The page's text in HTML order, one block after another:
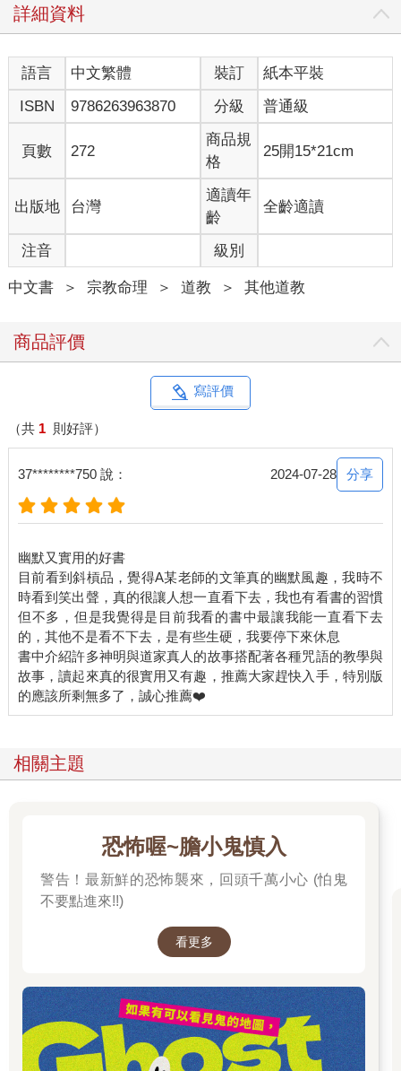
早以前的記載當中就有了這個保養頭髮的咒語。而這個咒語雖然
看似簡單，其實卻是自成一個小系統。認真要追溯的話，甚至可
以追溯到古上清經的修練體系。
因此不論是從美顏的世俗實用角度，還是做為修練高級法門的先
備角度，我都認為這個頭髮咒是非常值得放在首位來學習的喔。
那麼事不宜遲，這次要打開的講義是《登真隱訣》：
「泥丸玄華，保精長存，左為隱月，右為日根，六合清鍊，百神
受恩。畢，咽液三過。」
〉能常行之，髮不落而日生，當數易櫛，櫛之取多而不使痛，亦
可令侍者櫛取多也。於是血液不滯，髮根常堅。〈
‧理髮向王‧
指整理頭髮。古人流行仙氣滿滿、長髮飄飄的造型，整理頭髮是
一定要用梳子梳的，因此這裡的理髮，其實就是在說梳頭髮。
梳頭髮時要怎麼樣呢？要「向王」。這個王，通旺字，也就是向
旺。
在古代，我們說萬事萬物皆有五行，方位當然也是。而在當下的
時間，氣場最強盛的方位，我們就稱作旺地。旺地要怎麼找呢？
春三月旺在東；
夏三月旺在南；
秋三月旺在西；
冬三月旺在北。
（按：以上月份皆為農曆。）
所以這句話的意思其實是在說，梳頭髮時你要用這個咒語，那麼
首先呢先面向旺地，譬如現在是農曆二月，屬於春三月嘛，那麼
其中比較要注意的是冬月旺在北，可是古道門以正北為尊貴之
‧既櫛之初而微祝曰：‧
要開始梳頭髮的時候，就可以輕聲念咒了。
這裡我想補充一下，一般在道門典籍中看到微祝的時候，大多數
狀況下是代表念給身神聽的；而如果是要念來恐嚇外邪時，就會
候，則一般用密祝或心祝。
‧泥丸玄華，保精長存‧
前面既然說是「微祝」，大家就知道是準備召喚身神了呀，在道
詳細資料
語言 中文繁體 裝訂
紙本平裝
ISBN
9786263963870 分級 普通級
頁數 272
商品規
格
25開15*21cm
出版地 台灣
適讀年
齡
全齡適讀
注音 級別
中文書 ＞ 宗教命理 ＞ 道教 ＞ 其他道教
商品評價
寫評價
（共 1 則好評）
37********750 說： 2024-07-28 分享
幽默又實用的好書
目前看到斜槓品，覺得A某老師的文筆真的幽默風趣，我時不
時看到笑出聲，真的很讓人想一直看下去，我也有看書的習慣
但不多，但是我覺得是目前我看的書中最讓我能一直看下去
的，其他不是看不下去，是有些生硬，我要停下來休息
書中介紹許多神明與道家真人的故事搭配著各種咒語的教學與
故事，讀起來真的很實用又有趣，推薦大家趕快入手，特別版
相關主題
恐怖喔~膽小鬼慎入
警告！最新鮮的恐怖襲來，回頭千萬小心 (怕鬼
不要點進來!!)
看更多